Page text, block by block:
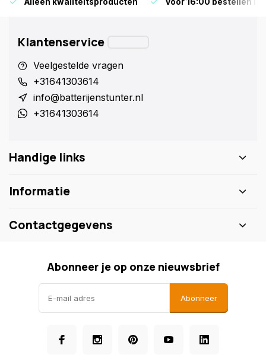
Klantenservice
Veelgestelde vragen
+31641303614
info@batterijenstunter.nl
+31641303614
Handige links
Informatie
Contactgegevens
Abonneer je op onze nieuwsbrief
Abonneer